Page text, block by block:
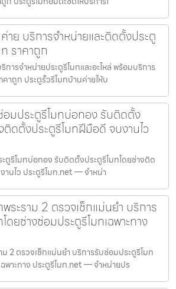
าย บริการจำหน่ายและติดตั้งประตู
ราคาถูก
การจำหน่ายประตูรีโมทและอะไหล่ พร้อมบริการ
าถูก ประตูรั้วรีโมทบ้านค่ายให้บ
อมประตูรีโมทบ่อทอง รับติดตั้ง
ติดตั้งประตูรีโมทฝีมือดี จบงานไว
ตูรีโมทบ่อทอง รับติดตั้งประตูรีโมทโดยช่างติด
นไว ประตูรีโมท.net — จำหน่า
ระราม 2 ตรวจเช็กแม่นยำ บริการ
ดยช่างซ่อมประตูรีโมทเฉพาะทาง
2 ตรวจเช็กแม่นยำ บริการรับซ่อมประตูรีโมท
พาะทาง ประตูรีโมท.net — จำหน่ายปร